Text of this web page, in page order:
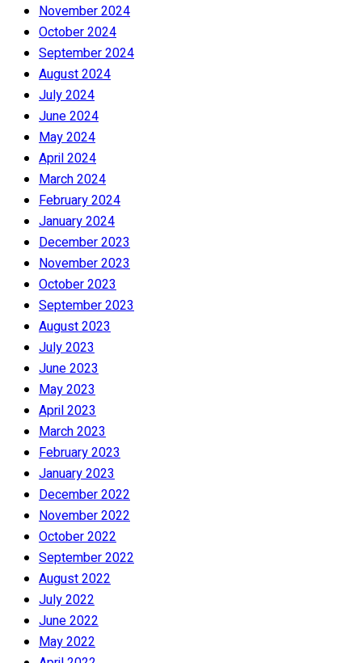
November 2024
October 2024
September 2024
August 2024
July 2024
June 2024
May 2024
April 2024
March 2024
February 2024
January 2024
December 2023
November 2023
October 2023
September 2023
August 2023
July 2023
June 2023
May 2023
April 2023
March 2023
February 2023
January 2023
December 2022
November 2022
October 2022
September 2022
August 2022
July 2022
June 2022
May 2022